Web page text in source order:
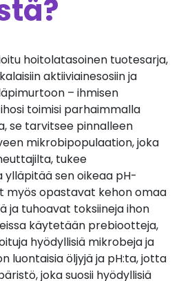
hoitolatasoinen tuotesarja,
aktiiviainesosiin ja
– ihmisen
toimisi parhaimmalla
se tarvitsee pinnalleen
mikrobipopulaation, joka
tukee
ylläpitää sen oikeaa pH-
myös opastavat kehon omaa
ja tuhoavat toksiineja ihon
käytetään prebiootteja,
hyödyllisiä mikrobeja ja
luontaisia öljyjä ja pH:ta, jotta
joka suosii hyödyllisiä